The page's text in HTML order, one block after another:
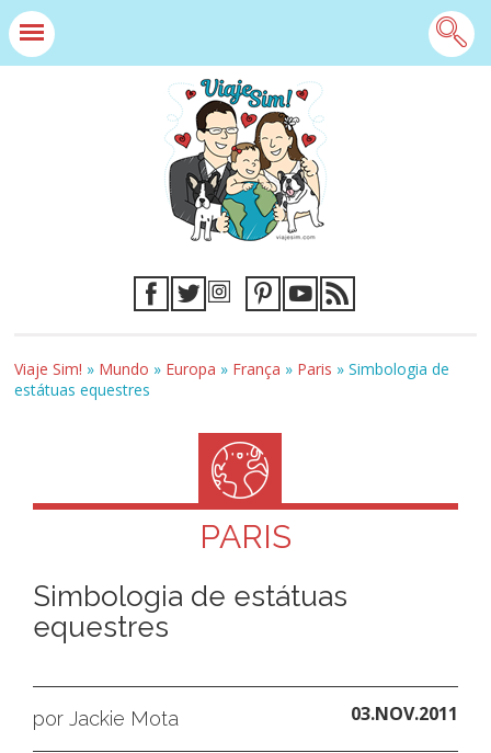
Viaje Sim! » Mundo » Europa » França » Paris »Simbologia de
estátuas equestres
PARIS
Simbologia de estátuas
equestres
por Jackie Mota 03.NOV.2011